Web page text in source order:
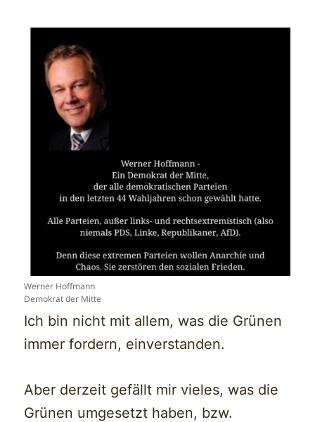
Werner Hoffmann
Demokrat der Mitte
Ich bin nicht mit allem, was die Grünen
immer fordern, einverstanden.
Aber derzeit gefällt mir vieles, was die
Grünen umgesetzt haben, bzw.